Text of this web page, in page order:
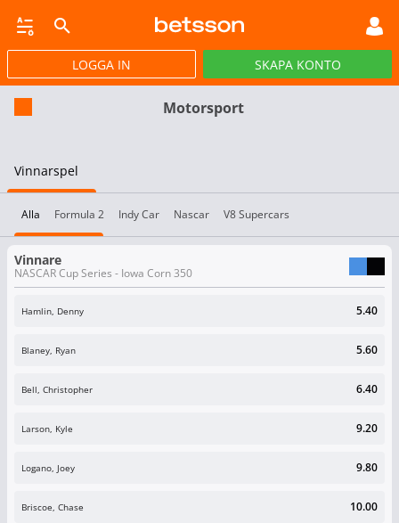
JACKPOTTSPEL LIVEBET TRAV OCH GALOPP POKER NYHETER
LOGGA IN SKAPA KONTO
Motorsport
Vinnarspel
Alla Formula 2 Indy Car Nascar V8 Supercars
Vinnare
NASCAR Cup Series - Iowa Corn 350
Hamlin, Denny 5.40
Blaney, Ryan 5.60
Bell, Christopher 6.40
Larson, Kyle 9.20
Logano, Joey 9.80
Briscoe, Chase 10.00